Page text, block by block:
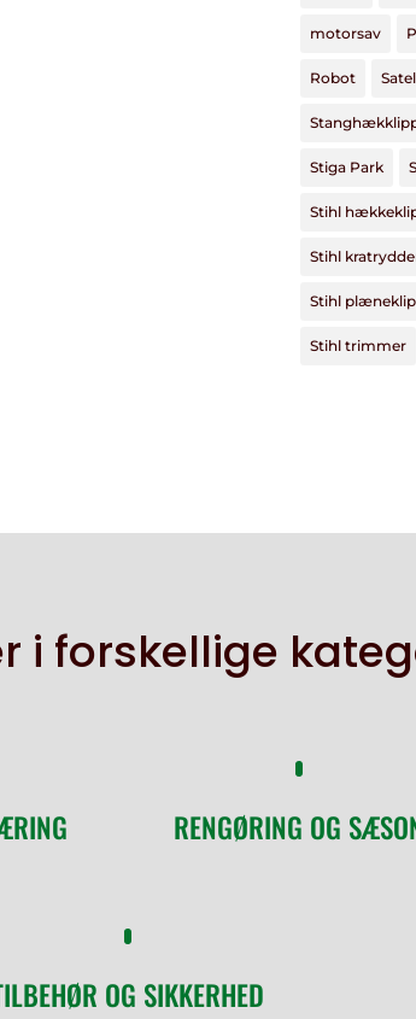
motorsav
Robot
Stiga Park
Stihl
Stihl
Stihl
Stihl trimmer
i forskellige
RENGØRING OG
OG SIKKERHED